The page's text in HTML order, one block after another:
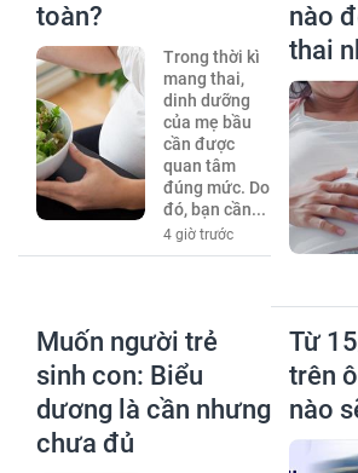
toàn?
Trong thời kì
mang thai,
dinh dưỡng
của mẹ bầu
cần được
quan tâm
đúng mức. Do
đó, bạn cần...
4 giờ trước
nào
thai
Muốn người trẻ
sinh con: Biểu
dương là cần nhưng
chưa đủ
Từ
trên
nào